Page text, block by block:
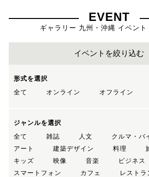
EVENT
ギャラリー 九州・沖縄 イベント
イベントを絞り込む
形式を選択
全て
オンライン オフライン
ジャンルを選択
全て
雑誌 人文
クルマ・バ
アート
建築デザイン 料理
キッズ
映像 音楽
ビジネス
スマートフォン
カフェ レストラ